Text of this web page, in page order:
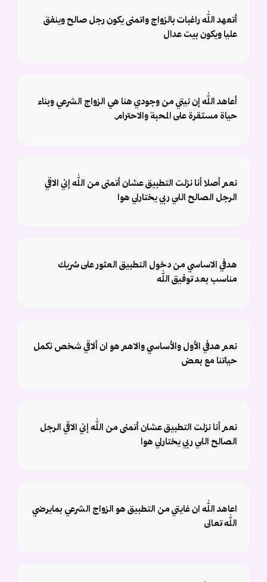
أتعهد الله راغبات بالزواج واتمنى يكون رجل صالح وينفق
عليا ويكون بيت عدال
أعاهد الله إن نيتي من وجودي هنا هي الزواج الشرعي وبناء
حياة مستقرة على المحبة والاحترام.
نعم أصلا أنا نزلت التطبيق عشان أتمنى من الله إني الاقي
الرجل الصالح اللي ربي يختارلي هوا
هدفي الاساسي من دخول التطبيق العثور على شريك
مناسب بعد توفيق الله
نعم هدفي الأول والأساسي والاهم هو ان ألاقي شخص نكمل
حياتنا مع بعض
نعم أنا نزلت التطبيق عشان أتمنى من الله إني الاقي الرجل
الصالح اللي ربي يختارلي هوا
اعاهد الله ان غايتي من التطبيق هو الزواج الشرعي بمايرضي
الله تعالى